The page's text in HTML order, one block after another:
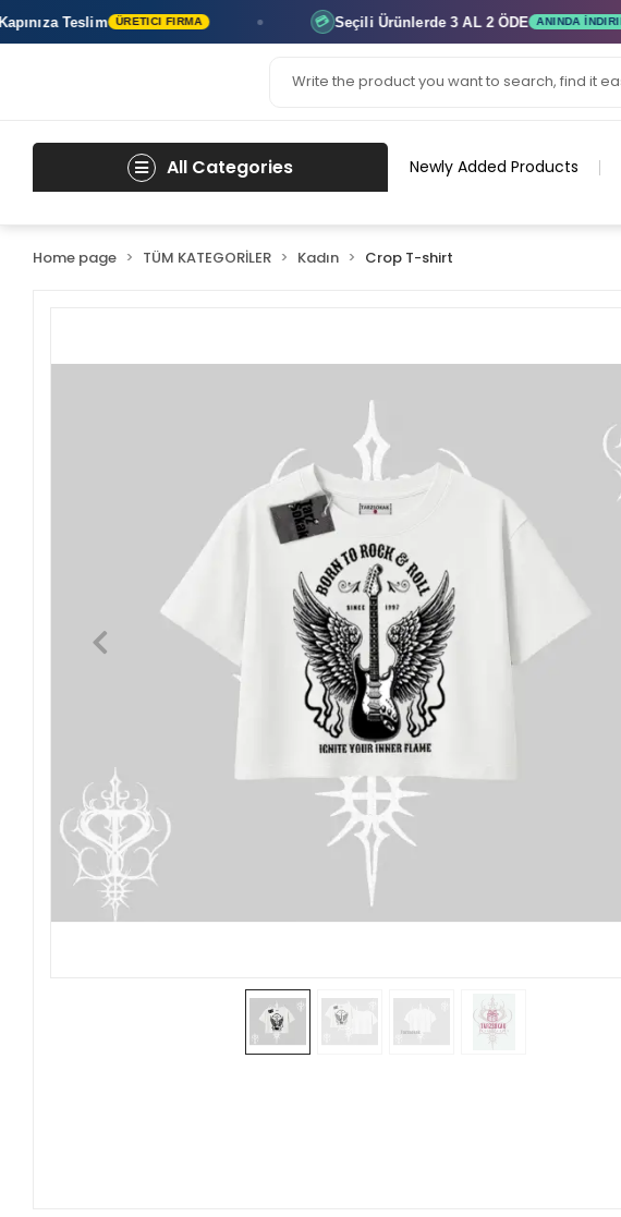
Teslim ÜRETICI FIRMA Seçili Ürünlerde3 AL 2 ÖDE ANINDA İNDIRIM
All Categories Newly Added Products
Home page TÜM KATEGORİLER Kadın Crop T-shirt